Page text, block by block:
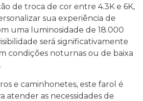
de troca de cor entre 4.3K e 6K,
sua experiência de
uma luminosidade de 18.000
será significativamente
condições noturnas ou de baixa
e caminhonetes, este farol é
atender as necessidades de